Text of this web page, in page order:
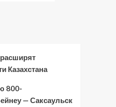
Казахстана
800-
— Саксаульск